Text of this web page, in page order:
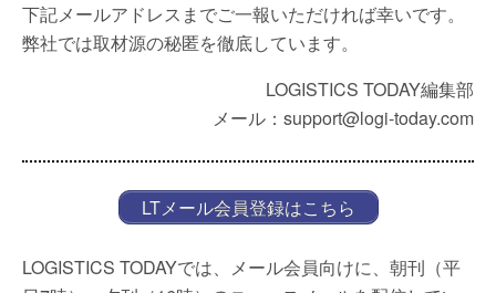
下記メールアドレスまでご一報いただければ幸いです。
弊社では取材源の秘匿を徹底しています。
LOGISTICS TODAY編集部
メール：support@logi-today.com
LTメール会員登録はこちら
LOGISTICS TODAYでは、メール会員向けに、朝刊（平